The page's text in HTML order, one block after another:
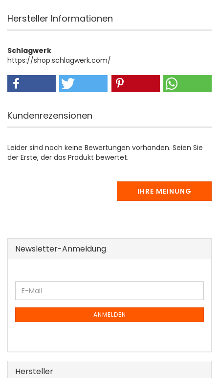
Hersteller Informationen
Schlagwerk
https://shop.schlagwerk.com/
Kundenrezensionen
Leider sind noch keine Bewertungen vorhanden. Seien Sie
der Erste, der das Produkt bewertet.
IHRE MEINUNG
Newsletter-Anmeldung
WEITER
ZUR
NEWSLETTER-
E-
Mail
ANMELDEN
Hersteller